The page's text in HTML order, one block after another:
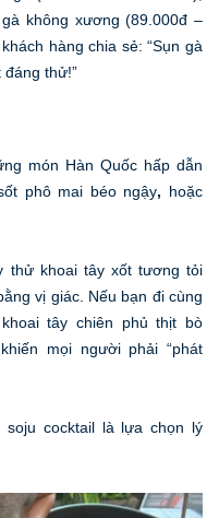
không xương (89.000đ –
hàng chia sẻ: “Sụn gà
thử!”
món Hàn Quốc hấp dẫn
phô mai béo ngậy, hoặc
thử khoai tây xốt tương tỏi
vị giác. Nếu bạn đi cùng
tây chiên phủ thịt bò
mọi người phải “phát
cocktail là lựa chọn lý